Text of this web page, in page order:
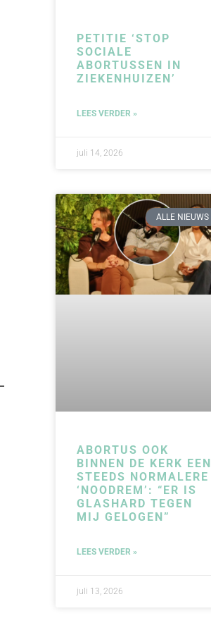
PETITIE ‘STOP
SOCIALE
ABORTUSSEN IN
ZIEKENHUIZEN’
LEES VERDER »
juli 14, 2026
ALLE NIEUWS
ABORTUS OOK
BINNEN DE KERK EEN
STEEDS NORMALERE
‘NOODREM’: “ER IS
GLASHARD TEGEN
MIJ GELOGEN”
LEES VERDER »
juli 13, 2026